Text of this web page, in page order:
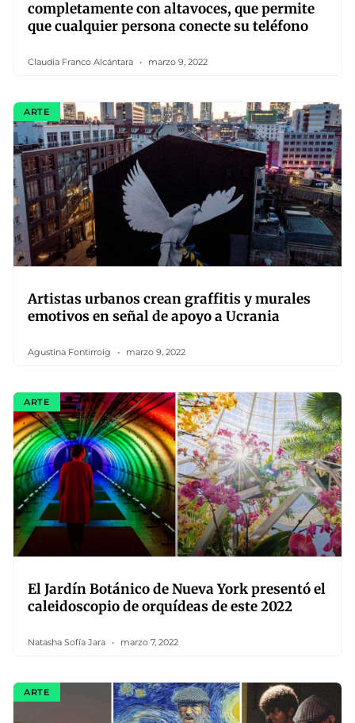
completamente con altavoces, que permite
que cualquier persona conecte su teléfono
Claudia Franco Alcántara marzo 9, 2022
ARTE
Artistas urbanos crean graffitis y murales
emotivos en señal de apoyo a Ucrania
Agustina Fontirroig marzo 9, 2022
ARTE
El Jardín Botánico de Nueva York presentó el
caleidoscopio de orquídeas de este 2022
Natasha Sofía Jara marzo 7, 2022
ARTE